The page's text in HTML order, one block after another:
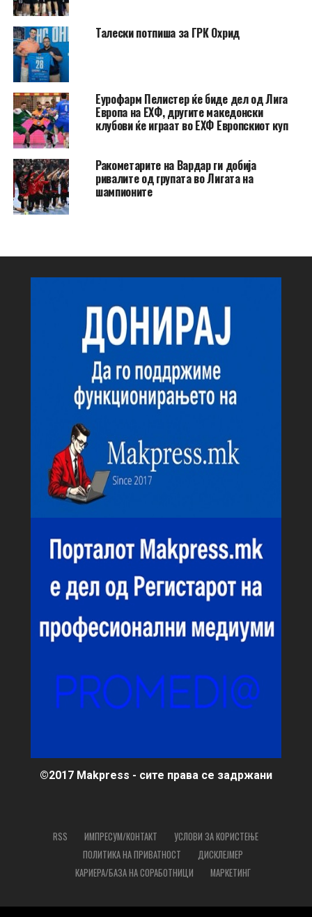
Талески потпиша за ГРК Охрид
Еурофарм Пелистер ќе биде дел од Лига
Европа на ЕХФ, другите македонски
клубови ќе играат во ЕХФ Европскиот куп
Ракометарите на Вардар ги добија
ривалите од групата во Лигата на
шампионите
©2017 Makpress - сите права се задржани
RSS ИМПРЕСУМ/КОНТАКТ
УСЛОВИ ЗА КОРИСТЕЊЕ
ПОЛИТИКА НА ПРИВАТНОСТ
ДИСКЛЕЈМЕР
КАРИЕРА/БАЗА НА СОРАБОТНИЦИ
МАРКЕТИНГ